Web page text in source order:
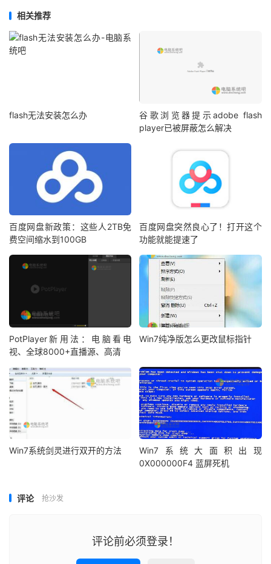
相关推荐
flash无法安装怎么办
谷歌浏览器提示adobe flash
player已被屏蔽怎么解决
百度网盘新政策：这些人2TB免
费空间缩水到100GB
百度网盘突然良心了！打开这个
功能就能提速了
PotPlayer新用法：电脑看电
视、全球8000+直播源、高清
Win7纯净版怎么更改鼠标指针
Win7系统剑灵进行双开的方法
Win7系统大面积出现
0X000000F4 蓝屏死机
评论 抢沙发
评论前必须登录！